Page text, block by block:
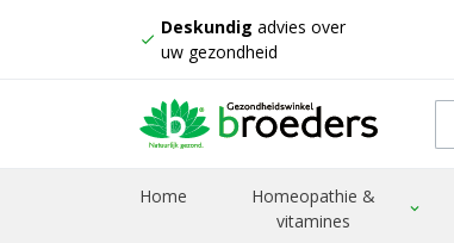
check
Deskundig advies over
uw gezondheid
Home
Homeopathie &
vitamines
expand_more